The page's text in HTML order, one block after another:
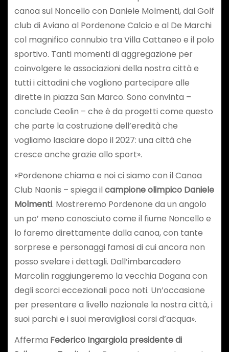
canoa sul Noncello con Daniele Molmenti, dal Golf
club di Aviano al Pordenone Calcio e al De Marchi
col magnifico connubio tra Villa Cattaneo e il polo
sportivo. Tanti momenti di aggregazione per
coinvolgere le associazioni della nostra città e
tutti i cittadini che vogliono partecipare alle
dirette in piazza San Marco. Sono convinta –
conclude Ceolin – che è da progetti come questo
che parte la costruzione dell’eredità che
vogliamo lasciare dopo il 2027: una città che
cresce anche grazie allo sport».
«Pordenone chiama e noi ci siamo con il Canoa
Club Naonis – spiega ilcampione olimpico Daniele
Molmenti. Mostreremo Pordenone da un angolo
un po’ meno conosciuto come il fiume Noncello e
lo faremo direttamente dalla canoa, con tante
sorprese e personaggi famosi di cui ancora non
posso svelare i dettagli. Dall’imbarcadero
Marcolin raggiungeremo la vecchia Dogana con
degli scorci eccezionali poco noti. Un’occasione
per presentare a livello nazionale la nostra città, i
suoi parchi e i suoi meravigliosi corsi d’acqua».
Afferma Federico Ingargiola presidente di